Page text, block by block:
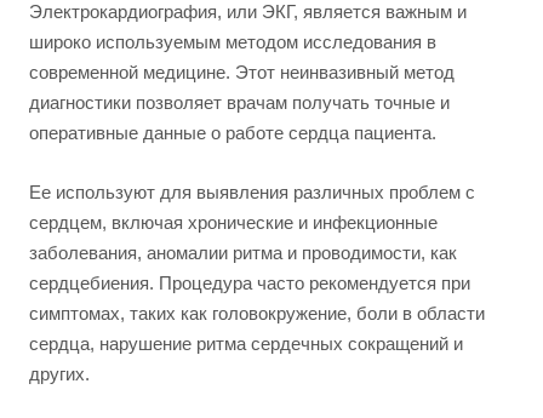
Электрокардиография, или ЭКГ, является важным и
широко используемым методом исследования в
современной медицине. Этот неинвазивный метод
диагностики позволяет врачам получать точные и
оперативные данные о работе сердца пациента.
Ее используют для выявления различных проблем с
сердцем, включая хронические и инфекционные
заболевания, аномалии ритма и проводимости, как
сердцебиения. Процедура часто рекомендуется при
симптомах, таких как головокружение, боли в области
сердца, нарушение ритма сердечных сокращений и
других.